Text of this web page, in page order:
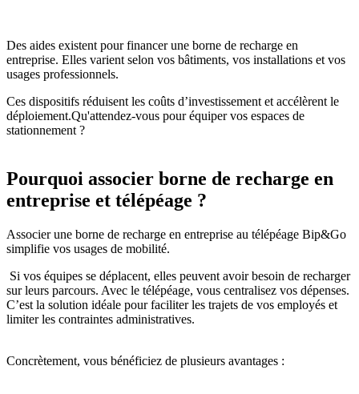
Des aides existent pour financer une borne de recharge en
entreprise. Elles varient selon vos bâtiments, vos installations et vos
usages professionnels.
Ces dispositifs réduisent les coûts d’investissement et accélèrent le
déploiement.Qu'attendez-vous pour équiper vos espaces de
stationnement ?
Pourquoi associer borne de recharge en
entreprise et télépéage ?
Associer une borne de recharge en entreprise au télépéage Bip&Go
simplifie vos usages de mobilité.
Si vos équipes se déplacent, elles peuvent avoir besoin de recharger
sur leurs parcours. Avec le télépéage, vous centralisez vos dépenses.
C’est la solution idéale pour faciliter les trajets de vos employés et
limiter les contraintes administratives.
Concrètement, vous bénéficiez de plusieurs avantages :